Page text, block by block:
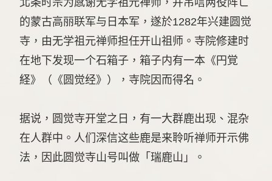
的蒙古高丽联军与日本军，遂於1282年兴建圆觉
寺，由无学祖元禅师担任开山祖师。寺院修建时
在地下发现一个石箱子，箱子内有一本《円覚
経》（《圆觉经》），寺院因而得名。
据说，圆觉寺开堂之日，有一大群鹿出现、混杂
在人群中。人们深信这些鹿是来聆听禅师开示佛
法，因此圆觉寺山号叫做「瑞鹿山」。